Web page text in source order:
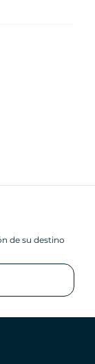
de su destino